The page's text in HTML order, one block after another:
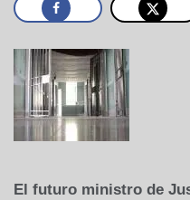
El futuro ministro de